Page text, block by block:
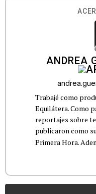
ANDREA
Trabajé como
Equilátera. Como
reportajes sobre
publicaron como
Primera Hora.